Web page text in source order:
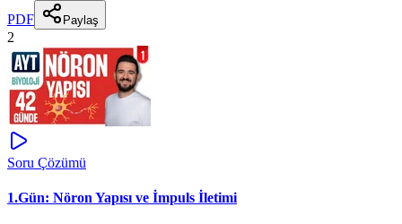
PDF Paylaş
2
Soru Çözümü
1.Gün: Nöron Yapısı ve İmpuls İletimi